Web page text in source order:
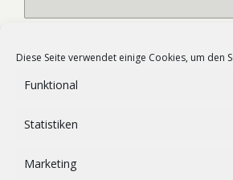
Diese Seite verwendet einige Cookies, um den
Funktional
Statistiken
Marketing
meinen nächsten Kommentar speichern.